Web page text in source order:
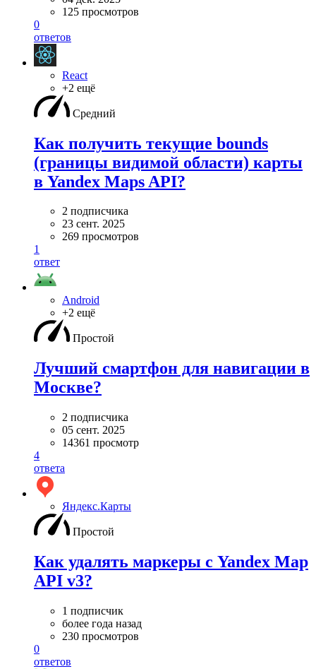
125 просмотров
0
ответов
React
+2 ещё
Средний
Как получить текущие bounds
(границы видимой области) карты
в Yandex Maps API?
2 подписчика
23 сент. 2025
269 просмотров
1
ответ
Android
+2 ещё
Простой
Лучший смартфон для навигации в
Москве?
2 подписчика
05 сент. 2025
14361 просмотр
4
ответа
Яндекс.Карты
Простой
Как удалять маркеры с Yandex Map
API v3?
1 подписчик
более года назад
230 просмотров
0
ответов